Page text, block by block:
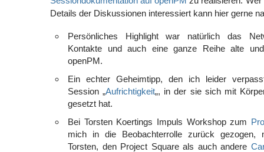
Details der Diskussionen interessiert kann hier gerne
Persönliches Highlight war natürlich das
Kontakte und auch eine ganze Reihe alte
openPM.
Ein echter Geheimtipp, den ich leider
Session „Aufrichtigkeit„, in der sie sich mit
gesetzt hat.
Bei Torsten Koertings Impuls Workshop zum
mich in die Beobachterrolle zurück gezogen,
Torsten, den Project Square als auch andere